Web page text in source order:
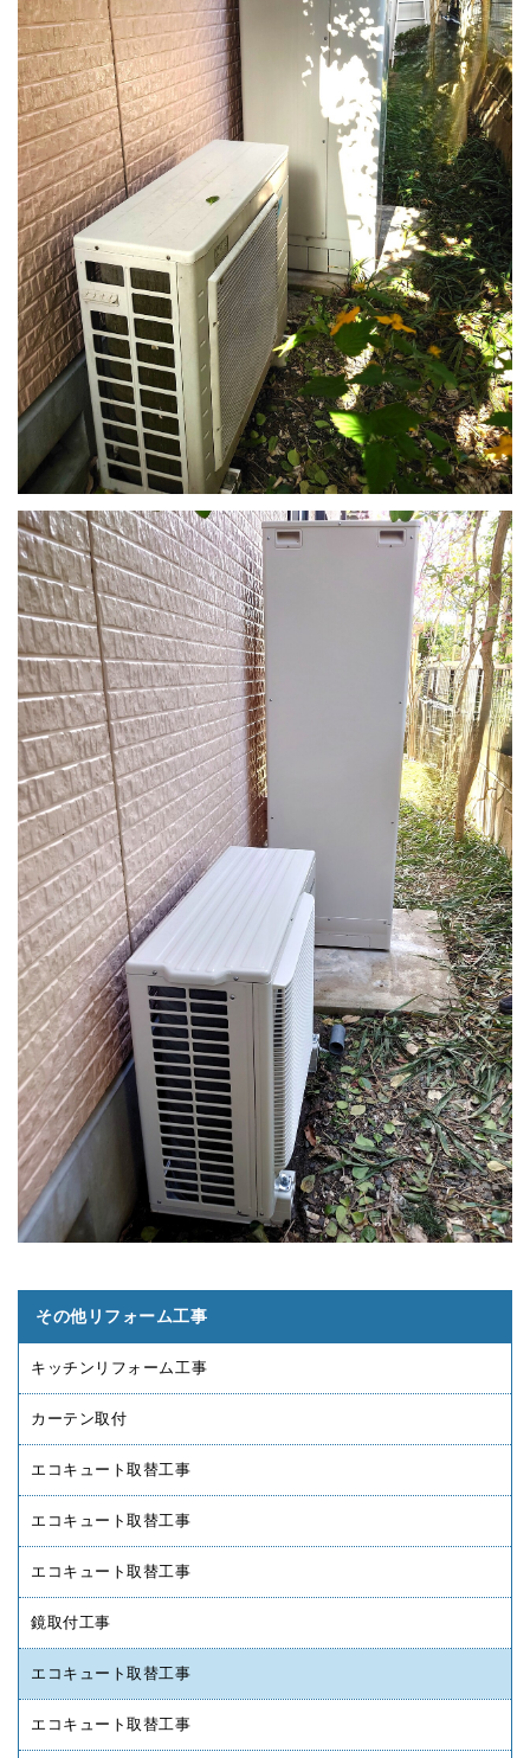
その他リフォーム工事
キッチンリフォーム工事
カーテン取付
エコキュート取替工事
エコキュート取替工事
エコキュート取替工事
鏡取付工事
エコキュート取替工事
エコキュート取替工事